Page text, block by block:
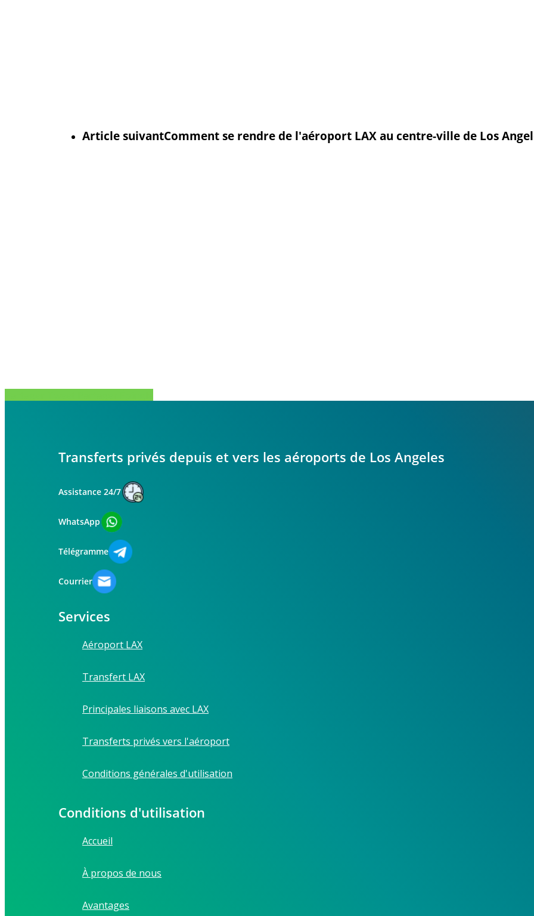
Article suivantComment se rendre de l'aéroport LAX au centre-ville de Los
Transferts privés depuis et vers les aéroports de Los Angeles
Assistance 24/7
WhatsApp
Télégramme
Courrier
Services
Aéroport LAX
Transfert LAX
Principales liaisons avec LAX
Transferts privés vers l'aéroport
Conditions générales d'utilisation
Conditions d'utilisation
Accueil
À propos de nous
Avantages